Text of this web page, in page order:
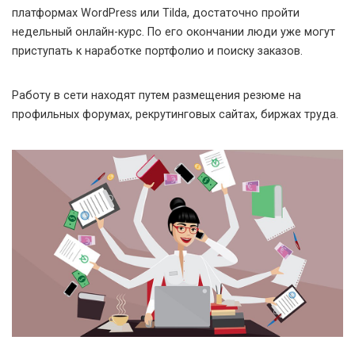
платформах WordPress или Tilda, достаточно пройти
недельный онлайн-курс. По его окончании люди уже могут
приступать к наработке портфолио и поиску заказов.
Работу в сети находят путем размещения резюме на
профильных форумах, рекрутинговых сайтах, биржах труда.